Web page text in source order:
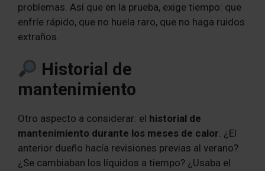
problemas. Así que en la prueba, exige tiempo: que
enfríe rápido, que no huela raro, que no haga ruidos
extraños.
Historial de
mantenimiento
Otro aspecto a considerar: el historial de
mantenimiento durante los meses de calor. ¿El
anterior dueño hacía revisiones previas al verano?
¿Se cambiaban los líquidos a tiempo? ¿Usaba el